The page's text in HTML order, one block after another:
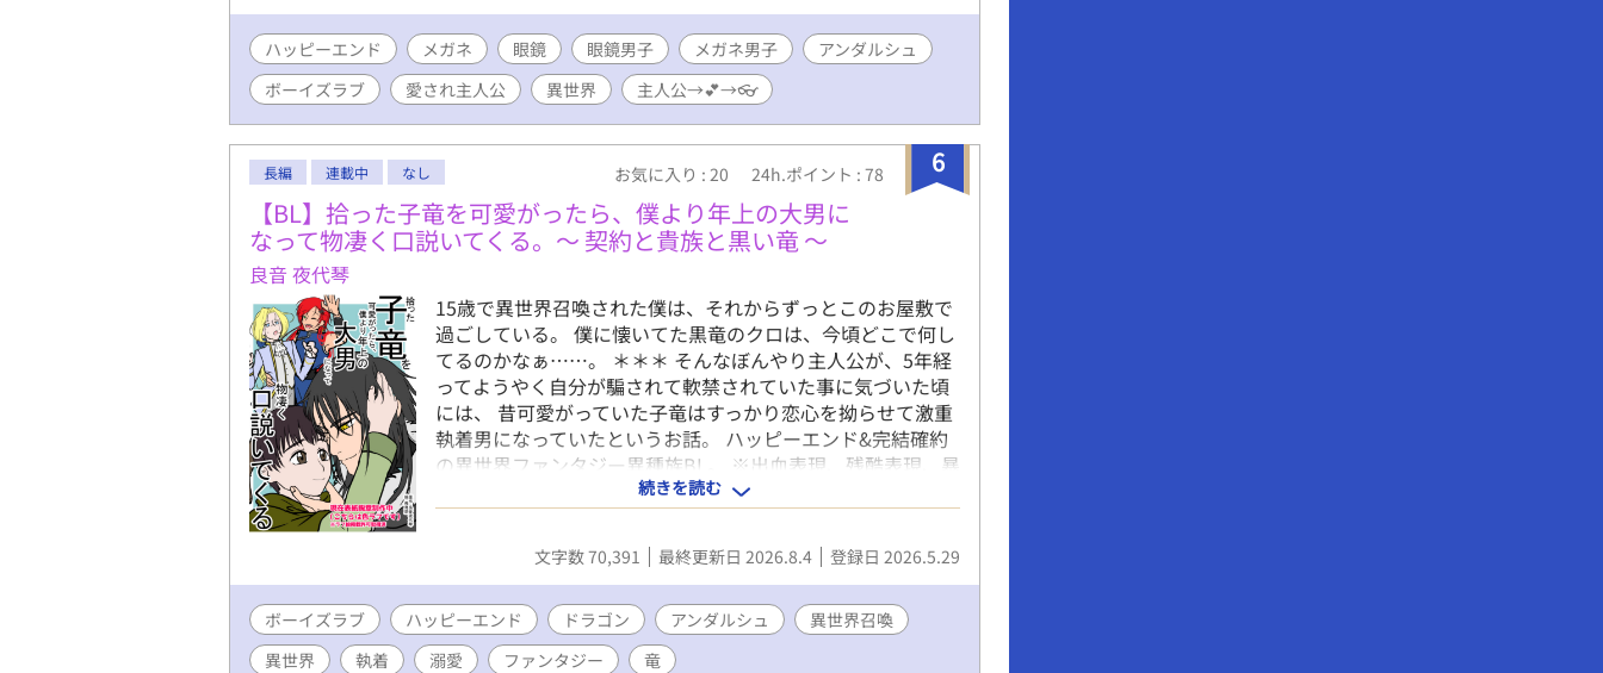
ハッピーエンド メガネ 眼鏡 眼鏡男子 メガネ男子
アンダルシュ
ボーイズラブ
愛され主人公 異世界 主人公→💕→👓
6
長編 連載中 なし お気に入り : 20 24h.ポイント : 78
【BL】拾った子竜を可愛がったら、僕より年上の大男に
なって物凄く口説いてくる。〜 契約と貴族と黒い竜 〜
良音 夜代琴
15歳で異世界召喚された僕は、それからずっとこのお屋敷で
過ごしている。 僕に懐いてた黒竜のクロは、今頃どこで何し
てるのかなぁ……。 ＊＊＊ そんなぼんやり主人公が、5年経
ってようやく自分が騙されて軟禁されていた事に気づいた頃
には、 昔可愛がっていた子竜はすっかり恋心を拗らせて激重
執着男になっていたというお話。 ハッピーエンド&完結確約
の異世界ファンタジー異種族BL。 ※出血表現、残酷表現、暴
力表現があります。ご注意ください。 表紙イラストは飛鳥居
様にお願いしています。 https://x.com/asukai_wolf
続きを読む
文字数 70,391 最終更新日 2026.8.4 登録日 2026.5.29
ボーイズラブ ハッピーエンド ドラゴン アンダルシュ
異世界召喚
異世界
執着 溺愛 ファンタジー 竜